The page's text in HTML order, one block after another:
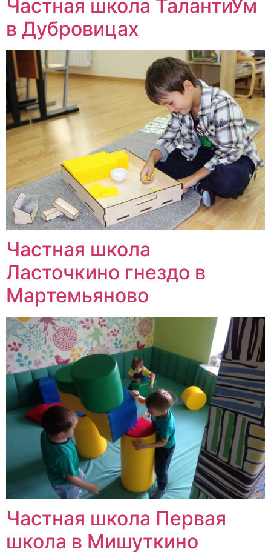
Частная школа ТалантиУм
в Дубровицах
Частная школа
Ласточкино гнездо в
Мартемьяново
Частная школа Первая
школа в Мишуткино